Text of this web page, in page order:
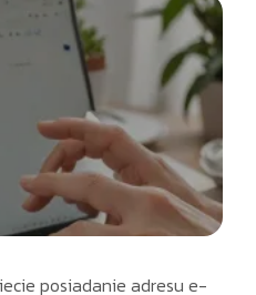
posiadanie adresu e-